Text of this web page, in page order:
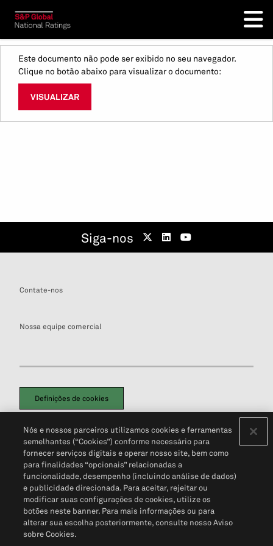
Este documento não pode ser exibido no seu navegador.
Clique no botão abaixo para visualizar o documento:
VISUALIZAR
Siga-nos
Contate-nos
Nossa equipe comercial
Definições de cookies
Política de PrivacidadePortal de privacidade do cliente (em inglês)
Não Venda Minhas Informações Pessoais© 2026 S&P Global
Nós e nossos parceiros utilizamos cookies e ferramentas
semelhantes (“Cookies”) conforme necessário para
fornecer serviços digitais e operar nosso site, bem como
para finalidades “opcionais” relacionadas a
funcionalidade, desempenho (incluindo análise de dados)
e publicidade direcionada. Para aceitar, rejeitar ou
modificar suas configurações de cookies, utilize os
botões neste banner. Para mais informações ou para
alterar sua escolha posteriormente, consulte nosso Aviso
sobre Cookies.